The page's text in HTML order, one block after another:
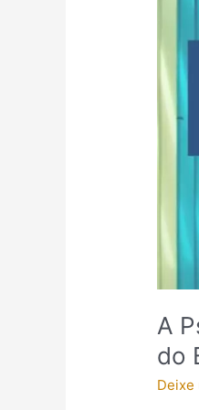
A
do
Deixe
Cores:
Quarto
de